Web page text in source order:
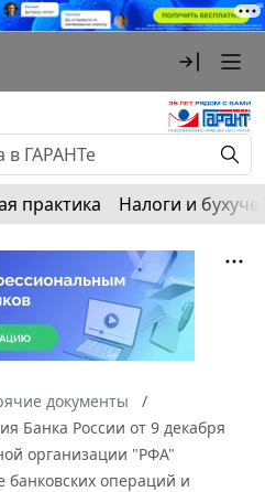
практика Налоги и
документы
Банка России от 9 декабря
организации "РФА"
банковских операций и